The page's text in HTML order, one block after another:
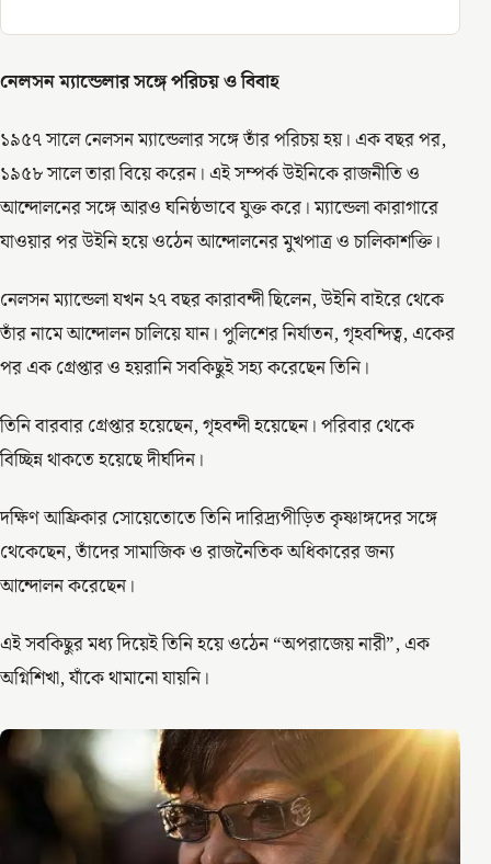
নেলসন ম্যান্ডেলার সঙ্গে পরিচয় ও বিবাহ
১৯৫৭ সালে নেলসন ম্যান্ডেলার সঙ্গে তাঁর পরিচয় হয়। এক বছর পর,
১৯৫৮ সালে তারা বিয়ে করেন। এই সম্পর্ক উইনিকে রাজনীতি ও
আন্দোলনের সঙ্গে আরও ঘনিষ্ঠভাবে যুক্ত করে। ম্যান্ডেলা কারাগারে
যাওয়ার পর উইনি হয়ে ওঠেন আন্দোলনের মুখপাত্র ও চালিকাশক্তি।
নেলসন ম্যান্ডেলা যখন ২৭ বছর কারাবন্দী ছিলেন, উইনি বাইরে থেকে
তাঁর নামে আন্দোলন চালিয়ে যান। পুলিশের নির্যাতন, গৃহবন্দিত্ব, একের
পর এক গ্রেপ্তার ও হয়রানি সবকিছুই সহ্য করেছেন তিনি।
তিনি বারবার গ্রেপ্তার হয়েছেন, গৃহবন্দী হয়েছেন। পরিবার থেকে
বিচ্ছিন্ন থাকতে হয়েছে দীর্ঘদিন।
দক্ষিণ আফ্রিকার সোয়েতোতে তিনি দারিদ্র্যপীড়িত কৃষ্ণাঙ্গদের সঙ্গে
থেকেছেন, তাঁদের সামাজিক ও রাজনৈতিক অধিকারের জন্য
আন্দোলন করেছেন।
এই সবকিছুর মধ্য দিয়েই তিনি হয়ে ওঠেন “অপরাজেয় নারী”, এক
অগ্নিশিখা, যাঁকে থামানো যায়নি।